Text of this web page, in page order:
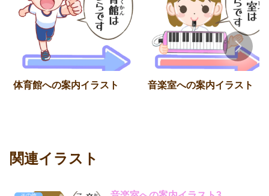
体育館への案内イラスト 音楽室への案内イラスト
関連イラスト